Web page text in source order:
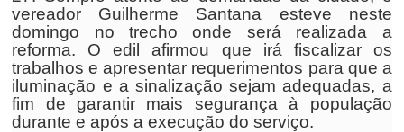
vereador Guilherme Santana esteve neste
domingo no trecho onde será realizada a
reforma. O edil afirmou que irá fiscalizar os
trabalhos e apresentar requerimentos para que a
iluminação e a sinalização sejam adequadas, a
fim de garantir mais segurança à população
durante e após a execução do serviço.